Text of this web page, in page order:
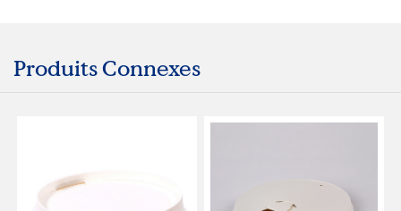
Produits Connexes